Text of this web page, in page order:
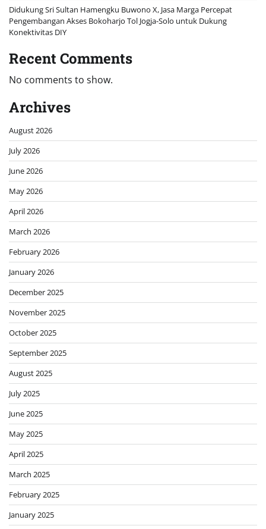
Didukung Sri Sultan Hamengku Buwono X, Jasa Marga Percepat
Pengembangan Akses Bokoharjo Tol Jogja-Solo untuk Dukung
Konektivitas DIY
Recent Comments
No comments to show.
Archives
August 2026
July 2026
June 2026
May 2026
April 2026
March 2026
February 2026
January 2026
December 2025
November 2025
October 2025
September 2025
August 2025
July 2025
June 2025
May 2025
April 2025
March 2025
February 2025
January 2025